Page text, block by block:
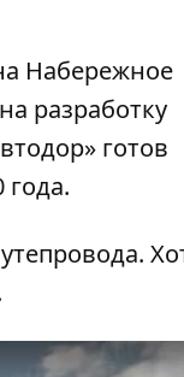
Набережное
разработку
готов